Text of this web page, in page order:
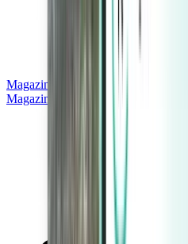
Magazine
Magazine